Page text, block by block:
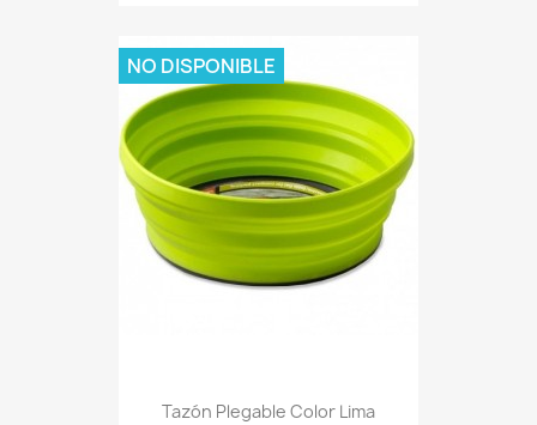
Tazón Plegable Color Lima
NO DISPONIBLE